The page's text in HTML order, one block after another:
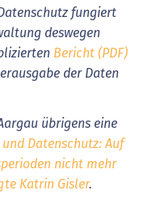
fungiert
deswegen
Bericht (PDF)
der Daten
übrigens eine
Datenschutz: Auf
nicht mehr
Katrin Gisler.